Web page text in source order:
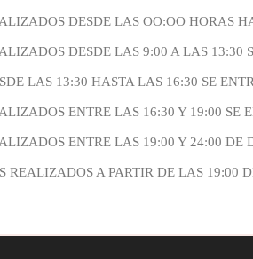
DESDE LAS OO:OO HORAS
DESDE LAS 9:00 A LAS 13:30
LAS 13:30 HASTA LAS 16:30 SE
ENTRE LAS 16:30 Y 19:00 SE
ENTRE LAS 19:00 Y 24:00
REALIZADOS A PARTIR DE LAS 19:00